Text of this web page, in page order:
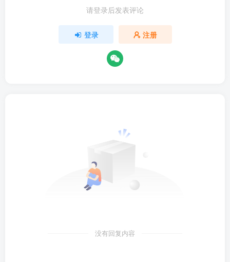
请登录后发表评论
登录 注册
没有回复内容